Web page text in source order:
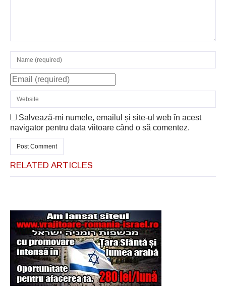
Salvează-mi numele, emailul și site-ul web în acest
navigator pentru data viitoare când o să comentez.
RELATED ARTICLES